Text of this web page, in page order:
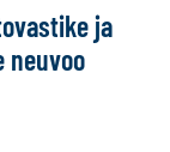
ja
neuvoo